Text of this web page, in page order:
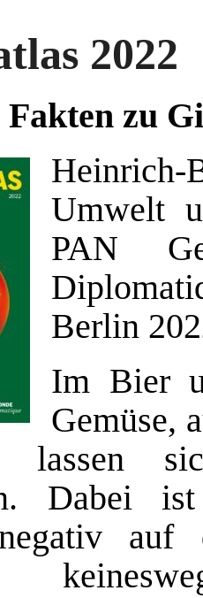
2022
Fakten zu
Umwelt
PAN
Berlin
Im Bier
Gemüse,
lassen
Dabei
auf